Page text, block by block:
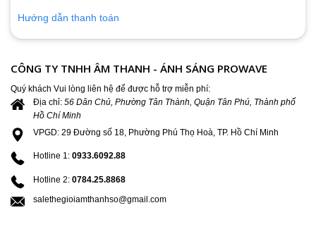
Hướng dẫn thanh toán
CÔNG TY TNHH ÂM THANH - ÁNH SÁNG PROWAVE
Quý khách Vui lòng liên hệ để được hỗ trợ miễn phí:
Địa chỉ: 56 Dân Chủ, Phường Tân Thành, Quận Tân Phú, Thành phố
Hồ Chí Minh
VPGD: 29 Đường số 18, Phường Phú Thọ Hoà, TP. Hồ Chí Minh
Hotline 1: 0933.6092.88
Hotline 2: 0784.25.8868
salethegioiamthanhso@gmail.com